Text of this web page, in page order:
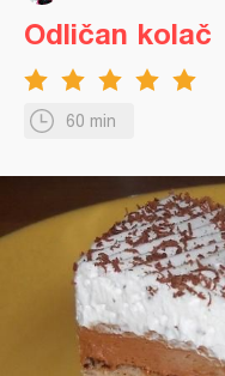
60 min
Odličan kolač